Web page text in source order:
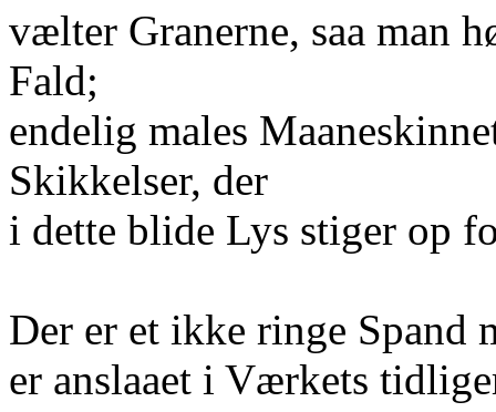
vælter Granerne, saa man
Fald;
endelig males
Skikkelser, der
i dette blide Lys stiger op
Der er et ikke ringe Spand
er anslaaet i Værkets